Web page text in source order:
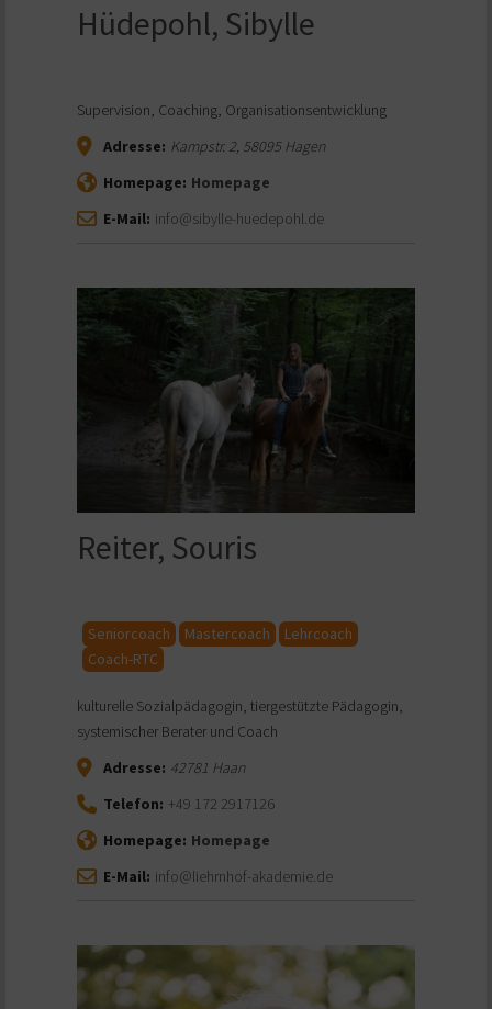
Hüdepohl, Sibylle
Supervision, Coaching, Organisationsentwicklung
Adresse: Kampstr. 2, 58095Hagen
Homepage: Homepage
E-Mail: info@sibylle-huedepohl.de
Reiter, Souris
Seniorcoach Mastercoach
Lehrcoach
Coach-RTC
kulturelle Sozialpädagogin, tiergestützte Pädagogin,
systemischer Berater und Coach
Adresse: 42781 Haan
Telefon: +49 172 2917126
Homepage: Homepage
E-Mail: info@liehrnhof-akademie.de